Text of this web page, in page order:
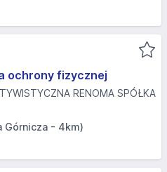
ochrony fizycznej
RENOMA SPÓŁKA
Górnicza - 4km)